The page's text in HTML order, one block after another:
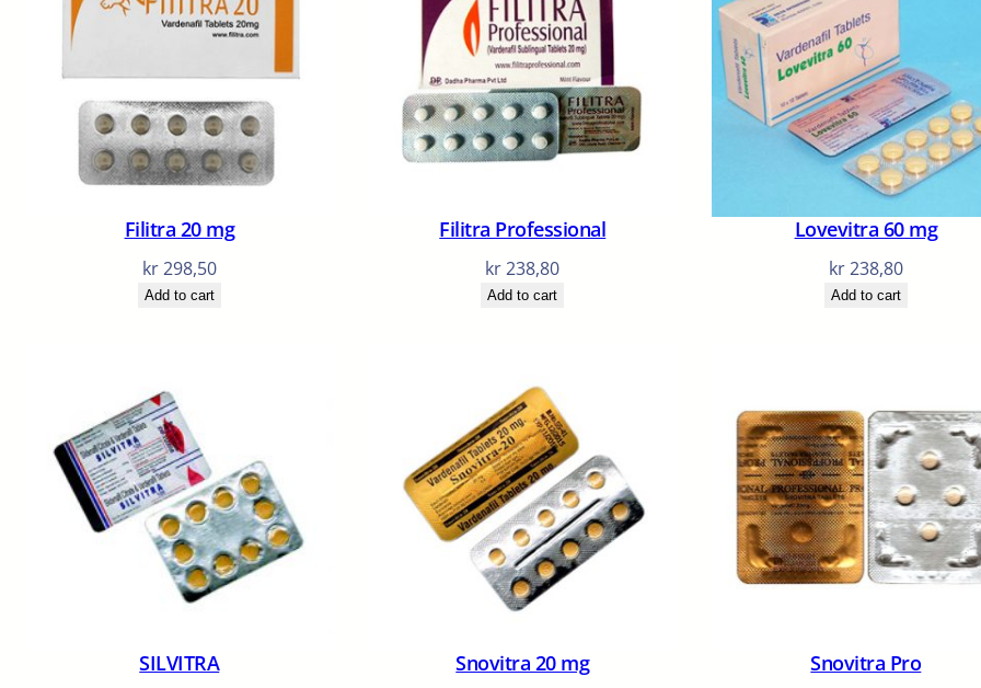
Filitra 20 mg
kr298,50
Add to cart
Filitra Professional
kr238,80
Add to cart
Lovevitra 60 mg
kr238,80
Add to cart
SILVITRA Snovitra 20 mg Snovitra Pro